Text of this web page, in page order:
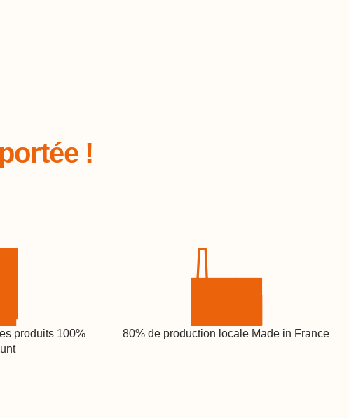
!
produits 100%
80% de production locale Made in France